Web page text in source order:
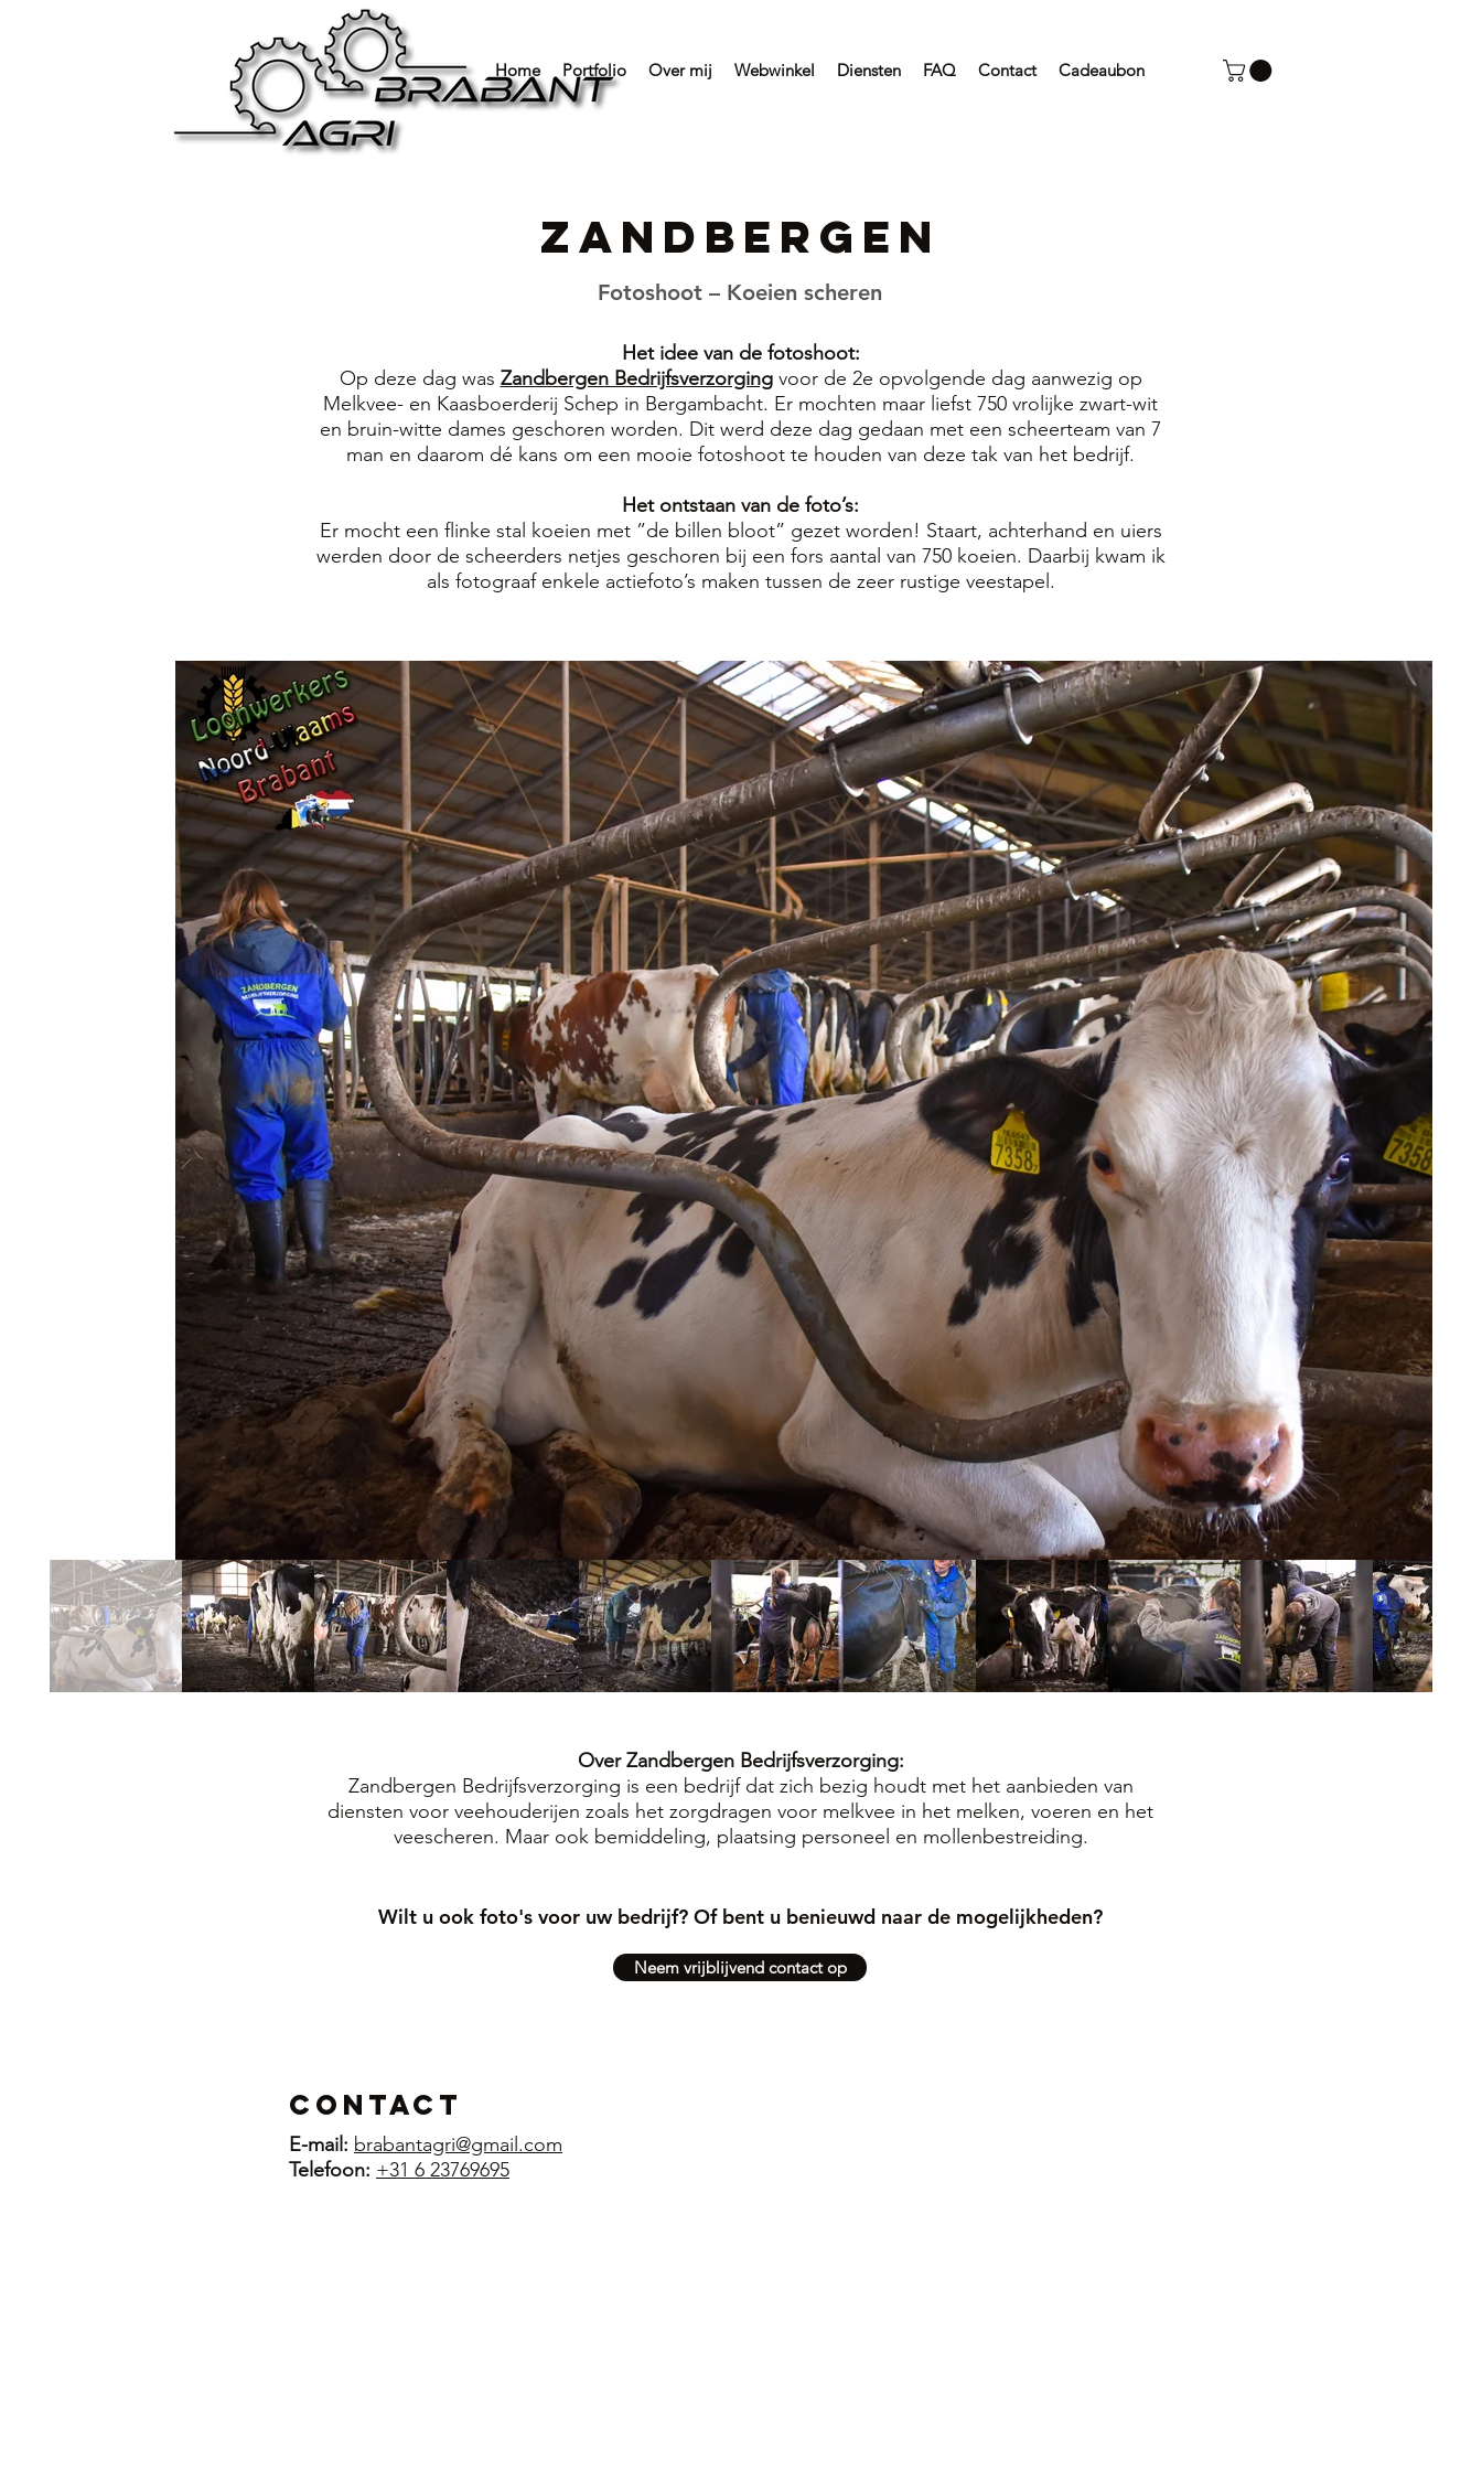
Home Portfolio Over mij Webwinkel Diensten FAQ Contact Cadeaubon
Zandbergen
Fotoshoot – Koeien scheren
Het idee van de fotoshoot:
Op deze dag was Zandbergen Bedrijfsverzorgingvoor de 2e opvolgende dag aanwezig op
Melkvee- en Kaasboerderij Schep in Bergambacht. Er mochten maar liefst 750 vrolijke zwart-wit
en bruin-witte dames geschoren worden. Dit werd deze dag gedaan met een scheerteam van 7
man en daarom dé kans om een mooie fotoshoot te houden van deze tak van het bedrijf.
Het ontstaan van de foto’s:
Er mocht een flinke stal koeien met ”de billen bloot” gezet worden! Staart, achterhand en uiers
werden door de scheerders netjes geschoren bij een fors aantal van 750 koeien. Daarbij kwam ik
als fotograaf enkele actiefoto’s maken tussen de zeer rustige veestapel.
Over Zandbergen Bedrijfsverzorging:
Zandbergen Bedrijfsverzorging is een bedrijf dat zich bezig houdt met het aanbieden van
diensten voor veehouderijen zoals het zorgdragen voor melkvee in het melken, voeren en het
veescheren. Maar ook bemiddeling, plaatsing personeel en mollenbestreiding.
Wilt u ook foto's voor uw bedrijf? Of bent u benieuwd naar de mogelijkheden?
Neem vrijblijvend contact op
Contact
E-mail: brabantagri@gmail.com
Telefoon: +31 6 23769695